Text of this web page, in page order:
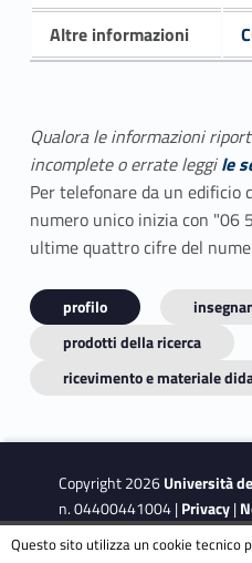
Altre informazioni
Qualora le informazioni
incomplete o errate leggile
Per telefonare da un edificio
numero unico inizia con "06
ultime quattro cifre del
profilo
prodotti della ricerca
ricevimento e materiale
Copyright 2026Università
n. 04400441004 |Privacy|
Obiettivi di accessibilità
|
Questo sito utilizza un cookie tecnico